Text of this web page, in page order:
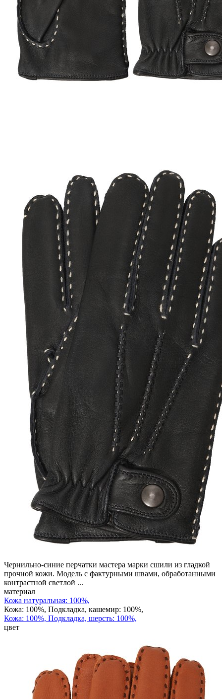
Чернильно-синие перчатки мастера марки сшили из гладкой
прочной кожи. Модель с фактурными швами, обработанными
контрастной светлой ...
материал
Кожа натуральная: 100%,
Кожа: 100%, Подкладка, кашемир: 100%,
Кожа: 100%, Подкладка, шерсть: 100%,
цвет